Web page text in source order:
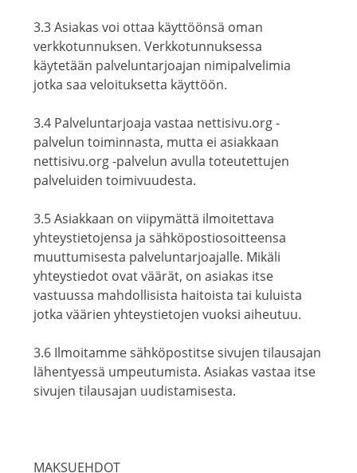
3.3 Asiakas voi ottaa käyttöönsä oman
verkkotunnuksen. Verkkotunnuksessa
käytetään palveluntarjoajan nimipalvelimia
jotka saa veloituksetta käyttöön.
3.4 Palveluntarjoaja vastaa nettisivu.org -
palvelun toiminnasta, mutta ei asiakkaan
nettisivu.org -palvelun avulla toteutettujen
palveluiden toimivuudesta.
3.5 Asiakkaan on viipymättä ilmoitettava
yhteystietojensa ja sähköpostiosoitteensa
muuttumisesta palveluntarjoajalle. Mikäli
yhteystiedot ovat väärät, on asiakas itse
vastuussa mahdollisista haitoista tai kuluista
jotka väärien yhteystietojen vuoksi aiheutuu.
3.6 Ilmoitamme sähköpostitse sivujen tilausajan
lähentyessä umpeutumista. Asiakas vastaa itse
sivujen tilausajan uudistamisesta.
MAKSUEHDOT